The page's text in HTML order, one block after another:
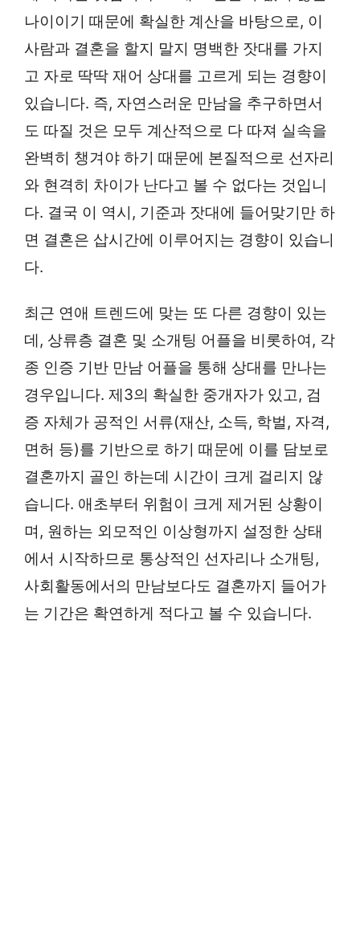
나이이기 때문에 확실한 계산을 바탕으로, 이
사람과 결혼을 할지 말지 명백한 잣대를 가지
고 자로 딱딱 재어 상대를 고르게 되는 경향이
있습니다. 즉, 자연스러운 만남을 추구하면서
도 따질 것은 모두 계산적으로 다 따져 실속을
완벽히 챙겨야 하기 때문에 본질적으로 선자리
와 현격히 차이가 난다고 볼 수 없다는 것입니
다. 결국 이 역시, 기준과 잣대에 들어맞기만 하
면 결혼은 삽시간에 이루어지는 경향이 있습니
다.
최근 연애 트렌드에 맞는 또 다른 경향이 있는
데, 상류층 결혼 및 소개팅 어플을 비롯하여, 각
종 인증 기반 만남 어플을 통해 상대를 만나는
경우입니다. 제3의 확실한 중개자가 있고, 검
증 자체가 공적인 서류(재산, 소득, 학벌, 자격,
면허 등)를 기반으로 하기 때문에 이를 담보로
결혼까지 골인 하는데 시간이 크게 걸리지 않
습니다. 애초부터 위험이 크게 제거된 상황이
며, 원하는 외모적인 이상형까지 설정한 상태
에서 시작하므로 통상적인 선자리나 소개팅,
사회활동에서의 만남보다도 결혼까지 들어가
는 기간은 확연하게 적다고 볼 수 있습니다.